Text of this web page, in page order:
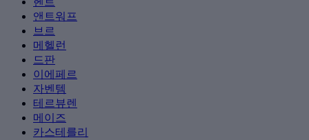
앤트워프
브르
메헬런
드판
이에페르
자벤템
테르뷰렌
메이즈
카스테를리